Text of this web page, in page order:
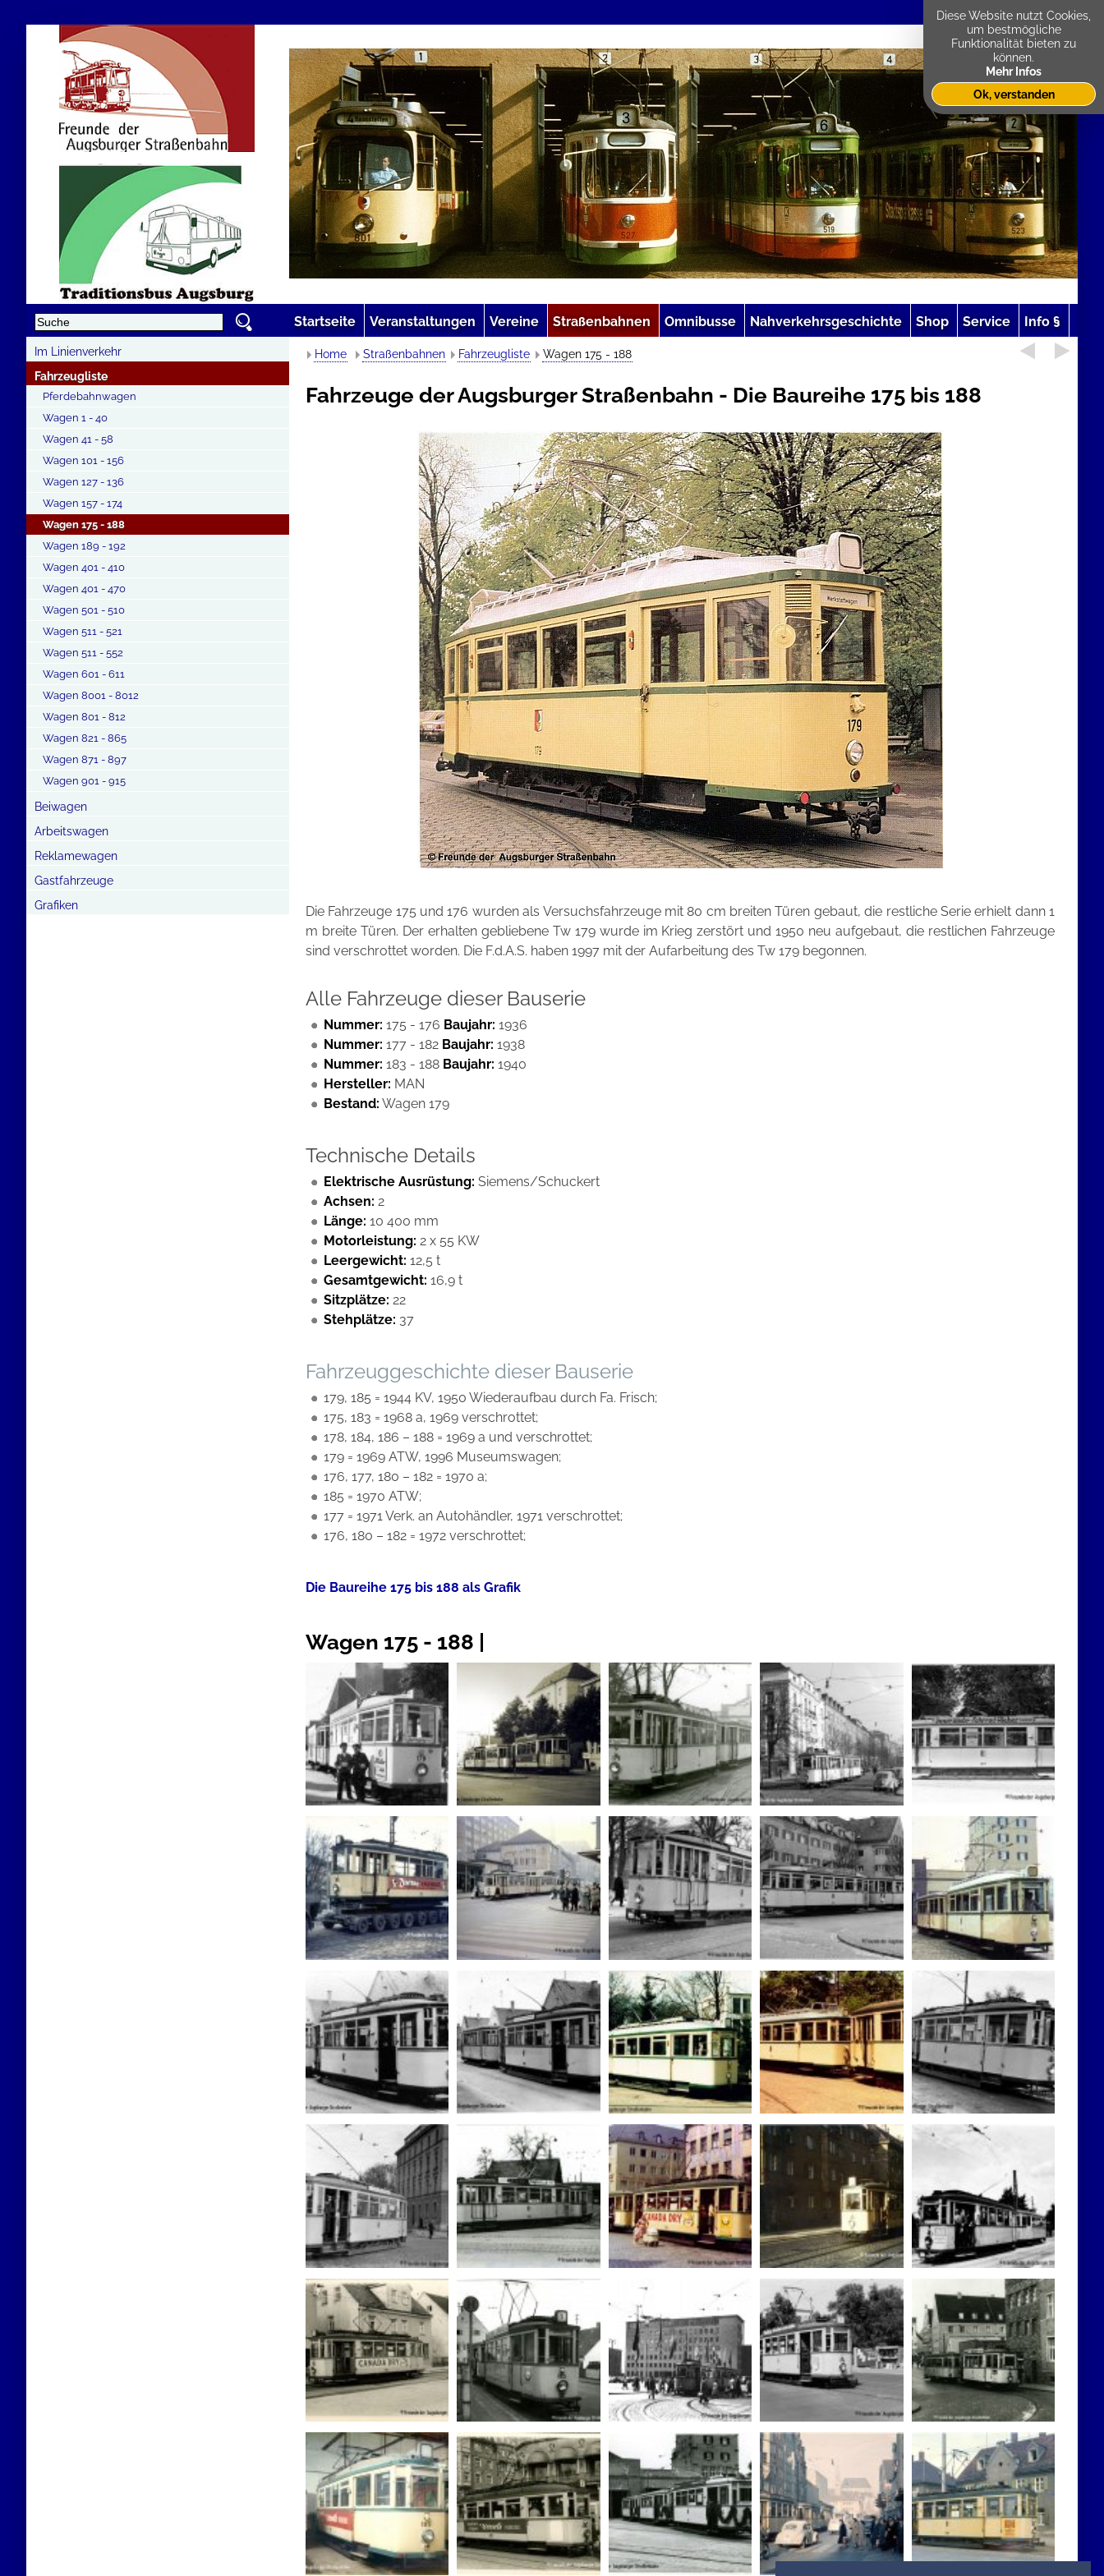
Startseite Veranstaltungen Vereine Straßenbahnen Omnibusse Nahverkehrsgeschichte Shop Service Info §
Im Linienverkehr
Fahrzeugliste
Pferdebahnwagen
Wagen 1 - 40
Wagen 41 - 58
Wagen 101 - 156
Wagen 127 - 136
Wagen 157 - 174
Wagen 175 - 188
Wagen 189 - 192
Wagen 401 - 410
Wagen 401 - 470
Wagen 501 - 510
Wagen 511 - 521
Wagen 511 - 552
Wagen 601 - 611
Wagen 8001 - 8012
Wagen 801 - 812
Wagen 821 - 865
Wagen 871 - 897
Wagen 901 - 915
Beiwagen
Arbeitswagen
Reklamewagen
Gastfahrzeuge
Grafiken
Home Straßenbahnen Fahrzeugliste Wagen 175 - 188
Fahrzeuge der Augsburger Straßenbahn - Die Baureihe 175 bis 188
Die Fahrzeuge 175 und 176 wurden als Versuchsfahrzeuge mit 80 cm breiten Türen gebaut, die restliche Serie erhielt dann 1
m breite Türen. Der erhalten gebliebene Tw 179 wurde im Krieg zerstört und 1950 neu aufgebaut, die restlichen Fahrzeuge
sind verschrottet worden. Die F.d.A.S. haben 1997 mit der Aufarbeitung des Tw 179 begonnen.
Alle Fahrzeuge dieser Bauserie
Nummer: 175 - 176 Baujahr:1936
Nummer:177 - 182 Baujahr: 1938
Nummer: 183 - 188 Baujahr: 1940
Hersteller: MAN
Bestand: Wagen 179
Technische Details
Elektrische Ausrüstung: Siemens/Schuckert
Achsen:2
Länge: 10 400 mm
Motorleistung: 2 x 55 KW
Leergewicht:12,5 t
Gesamtgewicht: 16,9 t
Sitzplätze: 22
Stehplätze: 37
Fahrzeuggeschichte dieser Bauserie
179, 185 = 1944 KV, 1950 Wiederaufbau durch Fa. Frisch;
175, 183 = 1968 a, 1969 verschrottet;
178, 184, 186 – 188 = 1969 a und verschrottet;
179 = 1969 ATW, 1996 Museumswagen;
176, 177, 180 – 182 = 1970 a;
185 = 1970 ATW;
177 = 1971 Verk. an Autohändler, 1971 verschrottet;
176, 180 – 182 = 1972 verschrottet;
Die Baureihe 175 bis 188 als Grafik
Wagen 175 - 188 |
Diese Website nutzt Cookies,
um bestmögliche
Funktionalität bieten zu
können.
Mehr Infos
Ok, verstanden